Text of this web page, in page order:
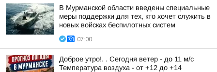
В Мурманской области введены специальные
меры поддержки для тех, кто хочет служить в
новых войсках беспилотных систем
07:00
Доброе утро!. . Сегодня ветер - до 11 м/с
Температура воздуха - от +12 до +14